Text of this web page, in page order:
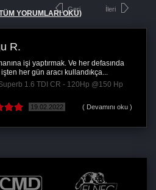
YORUMLARI OKU)
Geri
R.
işi yaptırmak. Ve her defasında
işten her gün aracı kullandıkça...
1.6 TDI CR - 120Hp @150 Hp
19.02.2022 ( Devamını oku )
İleri